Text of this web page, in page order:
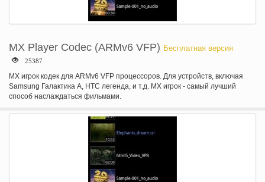
MX Player Codec (ARMv6 VFP) Бесплатная версия
25387
MX игрок кодек для ARMv6 VFP процессоров. Для устройств, включая
Samsung Галактика A, HTC легенда, и т.д. MX игрок - самый лучший
способ наслаждаться фильмами.